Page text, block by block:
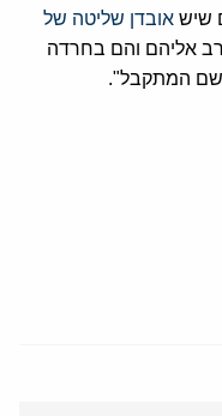
שיש אובדן שליטה של
אליהם והם בחרדה
המתקבל".